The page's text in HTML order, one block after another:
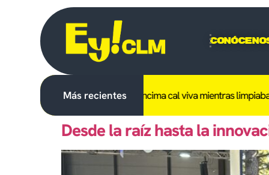
Más recientes
un trabajador tras caerle encima cal viva mientras limpiaba en
Desde la raíz hasta la